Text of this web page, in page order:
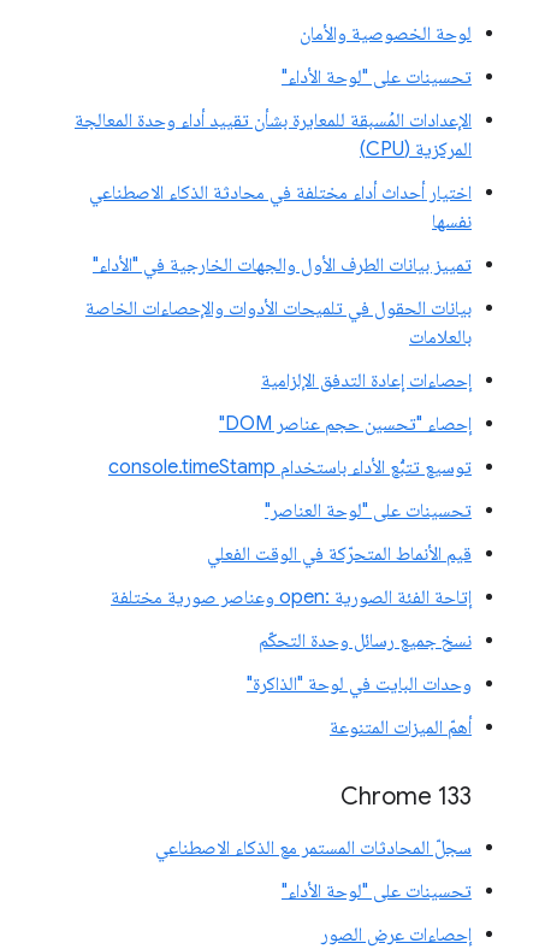
لوحة الخصوصية والأمان
تحسينات على "لوحة الأداء"
الإعدادات المُسبقة للمعايرة بشأن تقييد أداء وحدة المعالجة
المركزية (CPU)
اختيار أحداث أداء مختلفة في محادثة الذكاء الاصطناعي
نفسها
تمييز بيانات الطرف الأول والجهات الخارجية في "الأداء"
بيانات الحقول في تلميحات الأدوات والإحصاءات الخاصة
بالعلامات
إحصاءات إعادة التدفق الإلزامية
إحصاء "تحسين حجم عناصر DOM"
توسيع تتبُّع الأداء باستخدام console.timeStamp
تحسينات على "لوحة العناصر"
قيم الأنماط المتحرّكة في الوقت الفعلي
إتاحة الفئة الصورية :open وعناصر صورية مختلفة
نسخ جميع رسائل وحدة التحكّم
وحدات البايت في لوحة "الذاكرة"
أهمّ الميزات المتنوعة
‫Chrome 133
سجلّ المحادثات المستمر مع الذكاء الاصطناعي
تحسينات على "لوحة الأداء"
إحصاءات عرض الصور